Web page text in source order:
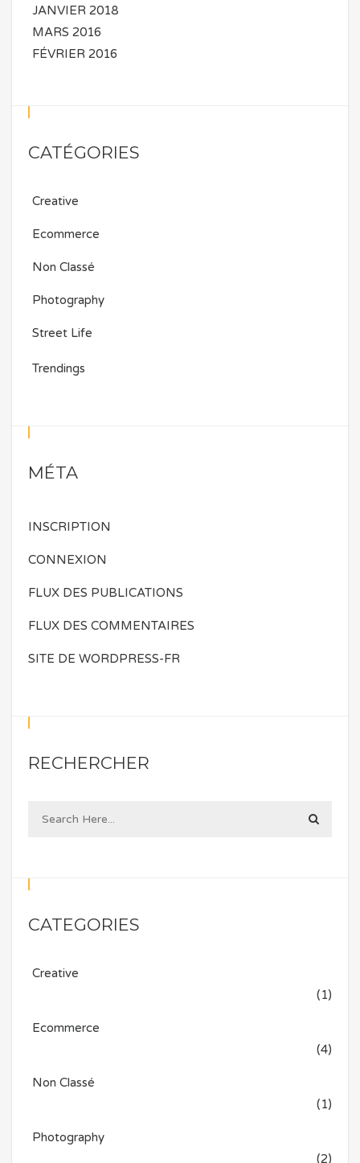
JANVIER 2018
MARS 2016
FÉVRIER 2016
CATÉGORIES
Creative
Ecommerce
Non Classé
Photography
Street Life
Trendings
MÉTA
INSCRIPTION
CONNEXION
FLUX DES PUBLICATIONS
FLUX DES COMMENTAIRES
SITE DE WORDPRESS-FR
RECHERCHER
CATEGORIES
Creative
(1)
Ecommerce
(4)
Non Classé
(1)
Photography
(2)